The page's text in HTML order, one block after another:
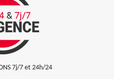
7j/7 et 24h/24